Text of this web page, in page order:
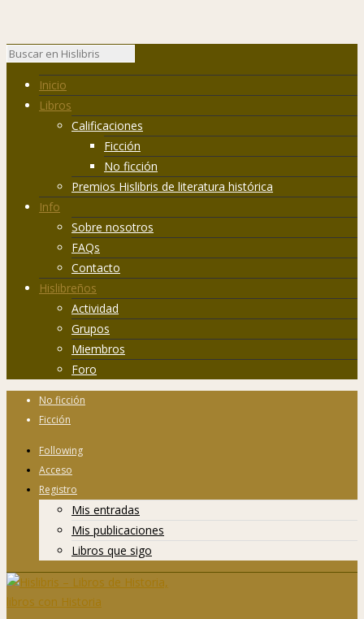
Inicio
Libros
Calificaciones
Ficción
No ficción
Premios Hislibris de literatura histórica
Info
Sobre nosotros
FAQs
Contacto
Hislibreños
Actividad
Grupos
Miembros
Foro
No ficción
Ficción
Following
Acceso
Registro
Mis entradas
Mis publicaciones
Libros que sigo